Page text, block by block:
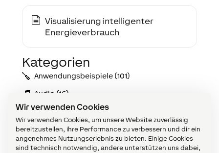
Wir verwenden Cookies
Wir verwenden Cookies, um unsere Website zuverlässig
bereitzustellen, ihre Performance zu verbessern und dir ein
angenehmes Nutzungserlebnis zu bieten. Einige Cookies
sind technisch notwendig, andere unterstützen uns dabei,
Visualisierung intelligenter
Energieverbrauch
Kategorien
Anwendungs­­­beispiele (101)
Audio (16)
Bausteine (29)
Beleuchtung (17)
Config Allgemein (22)